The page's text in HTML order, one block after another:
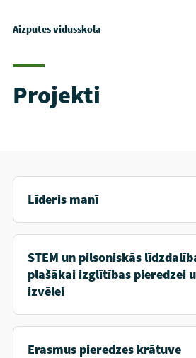
Aizputes vidusskola
Projekti
Līderis manī
STEM un pilsoniskās
plašākai izglītības pieredzei
izvēlei
Erasmus pieredzes krātuve